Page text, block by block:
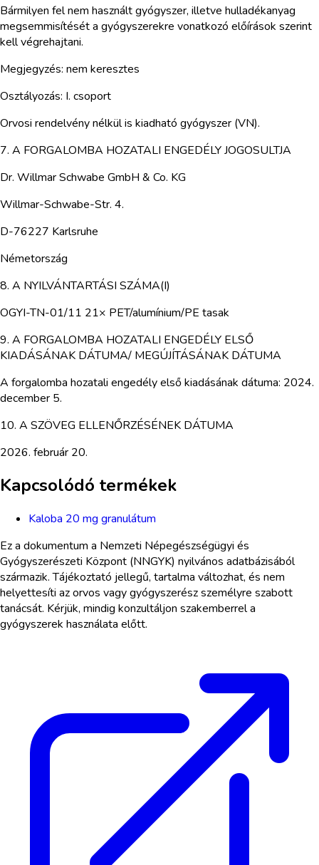
Bármilyen fel nem használt gyógyszer, illetve hulladékanyag
megsemmisítését a gyógyszerekre vonatkozó előírások szerint
kell végrehajtani.
Megjegyzés: nem keresztes
Osztályozás: I. csoport
Orvosi rendelvény nélkül is kiadható gyógyszer (VN).
7. A FORGALOMBA HOZATALI ENGEDÉLY JOGOSULTJA
Dr. Willmar Schwabe GmbH & Co. KG
Willmar-Schwabe-Str. 4.
D-76227 Karlsruhe
Németország
8. A NYILVÁNTARTÁSI SZÁMA(I)
OGYI-TN-01/11 21× PET/alumínium/PE tasak
9. A FORGALOMBA HOZATALI ENGEDÉLY ELSŐ
KIADÁSÁNAK DÁTUMA/ MEGÚJÍTÁSÁNAK DÁTUMA
A forgalomba hozatali engedély első kiadásának dátuma: 2024.
december 5.
10. A SZÖVEG ELLENŐRZÉSÉNEK DÁTUMA
2026. február 20.
Kapcsolódó termékek
Kaloba 20 mg granulátum
Ez a dokumentum a Nemzeti Népegészségügyi és
Gyógyszerészeti Központ (NNGYK) nyilvános adatbázisából
származik. Tájékoztató jellegű, tartalma változhat, és nem
helyettesíti az orvos vagy gyógyszerész személyre szabott
tanácsát. Kérjük, mindig konzultáljon szakemberrel a
gyógyszerek használata előtt.